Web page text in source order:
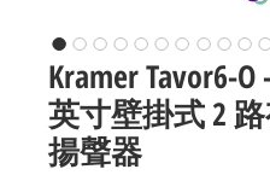
Kramer Tavor6-O
英寸壁掛式 2
揚聲器